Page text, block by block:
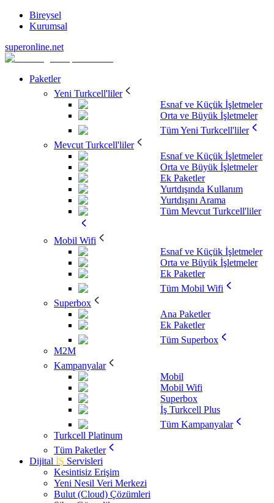
Bireysel
Kurumsal
superonline.net
Paketler
Yeni Turkcell'liler
Esnaf ve Küçük İşletmeler
Orta ve Büyük İşletmeler
Tüm Yeni Turkcell'liler
Mevcut Turkcell'liler
Esnaf ve Küçük İşletmeler
Orta ve Büyük İşletmeler
Ek Paketler
Yurtdışında Kullanım
Yurtdışını Arama
Tüm Mevcut Turkcell'liler
Mobil Wifi
Esnaf ve Küçük İşletmeler
Orta ve Büyük İşletmeler
Ek Paketler
Tüm Mobil Wifi
Superbox
Ana Paketler
Ek Paketler
Tüm Superbox
M2M
Kampanyalar
Mobil
Mobil Wifi
Superbox
İş Turkcell Plus
Tüm Kampanyalar
Turkcell Platinum
Tüm Paketler
Dijital İŞ Servisleri
Kesintisiz Erişim
Yeni Nesil Veri Merkezi
Bulut (Cloud) Çözümleri